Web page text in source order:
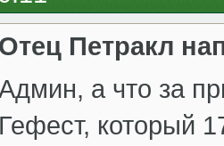
Отец Петракл
а что за
Гефест, который